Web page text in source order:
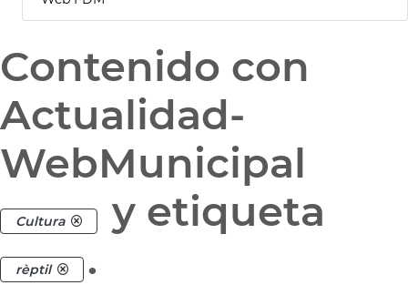
Contenido con
Actualidad-
WebMunicipal
Cultura y etiqueta
rèptil .